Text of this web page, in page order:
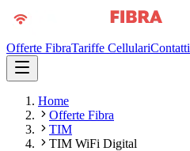
Offerte FibraTariffe CellulariContatti
Home
Offerte Fibra
TIM
TIM WiFi Digital